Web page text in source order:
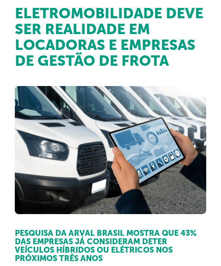
ELETROMOBILIDADE DEVE
SER REALIDADE EM
LOCADORAS E EMPRESAS
DE GESTÃO DE FROTA
PESQUISA DA ARVAL BRASIL MOSTRA QUE 43%
DAS EMPRESAS JÁ CONSIDERAM DETER
VEÍCULOS HÍBRIDOS OU ELÉTRICOS NOS
PRÓXIMOS TRÊS ANOS